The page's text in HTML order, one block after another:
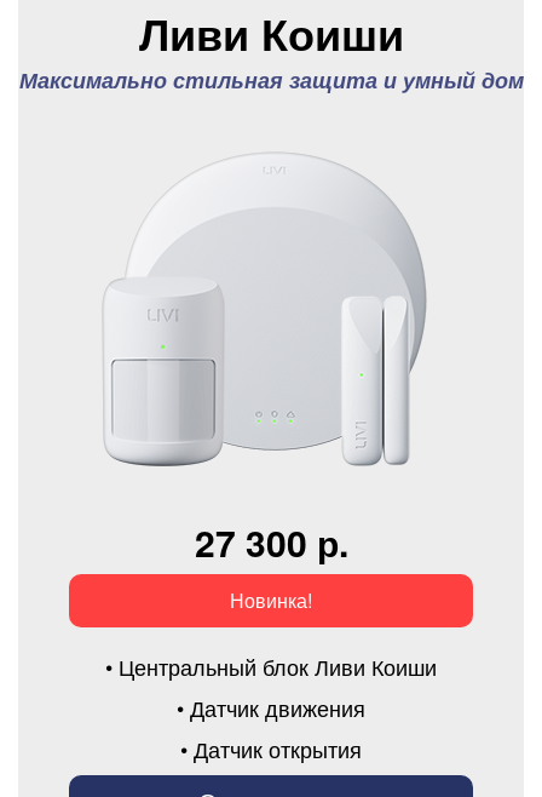
Ливи Коиши
Максимально стильная защита и умный дом
27 300 р.
Новинка!
• Центральный блок Ливи Коиши
• Датчик движения
• Датчик открытия